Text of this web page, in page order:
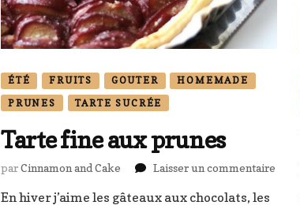
ÉTÉ FRUITS GOUTER
HOMEMADE
PRUNES
TARTE SUCRÉE
Tarte fine aux prunes
parCinnamon and Cake Laisser un commentairesur
En hiver j’aime les gâteaux aux chocolats, les